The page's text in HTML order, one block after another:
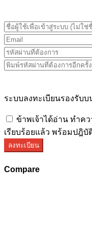
ระบบลงทะเบียนรองรับบ
ข้าพเจ้าได้อ่าน ทำคว
เรียบร้อยแล้ว พร้อมปฎิ
ลงทะเบียน
Compare